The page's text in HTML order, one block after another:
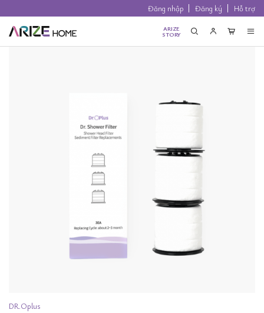
Đăng nhập Đăng ký Hỗ trợ
ARIZE
STORY
DR.Oplus